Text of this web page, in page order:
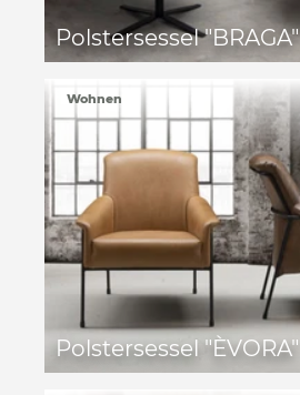
Polstersessel "BRAGA"
Polstersessel "ÈVORA"
Wohnen